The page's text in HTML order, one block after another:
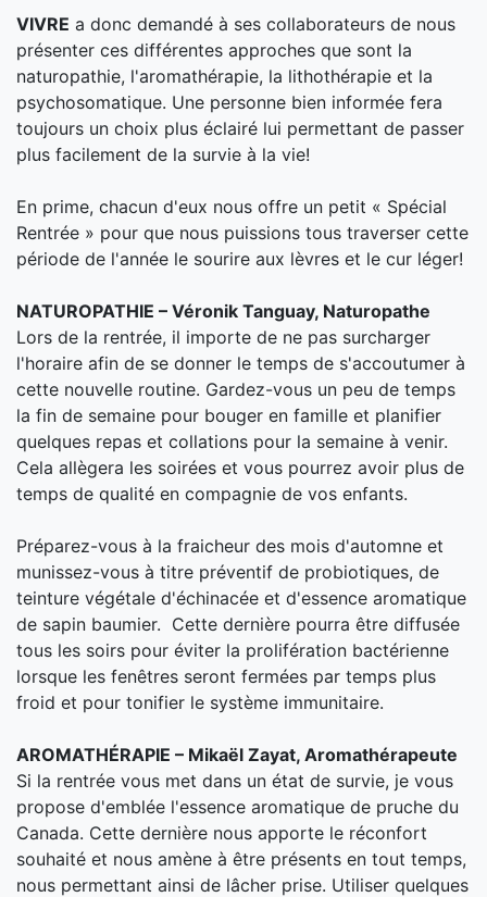
VIVRE a donc demandé à ses collaborateurs de nous
présenter ces différentes approches que sont la
naturopathie, l'aromathérapie, la lithothérapie et la
psychosomatique. Une personne bien informée fera
toujours un choix plus éclairé lui permettant de passer
plus facilement de la survie à la vie!
En prime, chacun d'eux nous offre un petit « Spécial
Rentrée » pour que nous puissions tous traverser cette
période de l'année le sourire aux lèvres et le cur léger!
NATUROPATHIE – Véronik Tanguay, Naturopathe
Lors de la rentrée, il importe de ne pas surcharger
l'horaire afin de se donner le temps de s'accoutumer à
cette nouvelle routine. Gardez-vous un peu de temps
la fin de semaine pour bouger en famille et planifier
quelques repas et collations pour la semaine à venir.
Cela allègera les soirées et vous pourrez avoir plus de
temps de qualité en compagnie de vos enfants.
Préparez-vous à la fraicheur des mois d'automne et
munissez-vous à titre préventif de probiotiques, de
teinture végétale d'échinacée et d'essence aromatique
de sapin baumier. Cette dernière pourra être diffusée
tous les soirs pour éviter la prolifération bactérienne
lorsque les fenêtres seront fermées par temps plus
froid et pour tonifier le système immunitaire.
AROMATHÉRAPIE – Mikaël Zayat, Aromathérapeute
Si la rentrée vous met dans un état de survie, je vous
propose d'emblée l'essence aromatique de pruche du
Canada. Cette dernière nous apporte le réconfort
souhaité et nous amène à être présents en tout temps,
nous permettant ainsi de lâcher prise. Utiliser quelques